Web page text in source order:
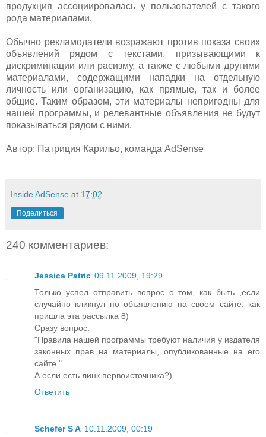
продукция ассоциировалась у пользователей с такого
рода материалами.
Обычно рекламодатели возражают против показа своих
объявлений рядом с текстами, призывающими к
дискриминации или расизму, а также с любыми другими
материалами, содержащими нападки на отдельную
личность или организацию, как прямые, так и более
общие. Таким образом, эти материалы непригодны для
нашей программы, и релевантные объявления не будут
показываться рядом с ними.
Автор: Патриция Карильо, команда AdSense
Inside AdSense at 17:02
Поделиться
240 комментариев:
Jessica Patric 09.11.2009, 19:29
Только успел отправить вопрос о том, как быть ,если
случайно кликнул по объявлению на своем сайте, как
пришла эта рассылка 8)
Сразу вопрос:
"Правила нашей программы требуют наличия у издателя
законных прав на материалы, опубликованные на его
сайте."
А если есть линк первоисточника?)
Ответить
Schefer S A 10.11.2009, 00:19